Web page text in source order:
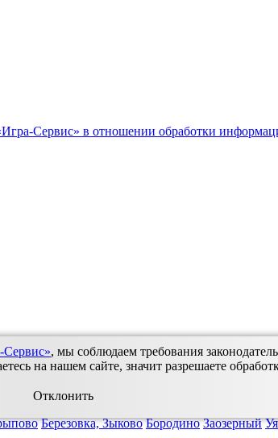
Сервис» в отношении обработки
Березовка, Зыково Бородино Заозерный
, мы соблюдаем требования
на нашем сайте, значит разрешаете
Отклонить